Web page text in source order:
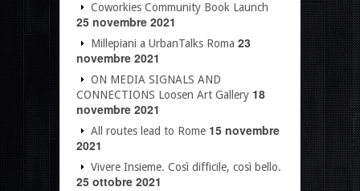
Coworkies Community Book Launch
25 novembre 2021
Millepiani a UrbanTalks Roma 23
novembre 2021
ON MEDIA SIGNALS AND
CONNECTIONS Loosen Art Gallery 18
novembre 2021
All routes lead to Rome 15 novembre
2021
Vivere Insieme. Così difficile, così bello.
25 ottobre 2021